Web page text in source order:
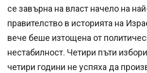
се завърна на власт начело на
правителство в историята на
вече беше изтощена от
нестабилност. Четири пъти
четири години не успяха да